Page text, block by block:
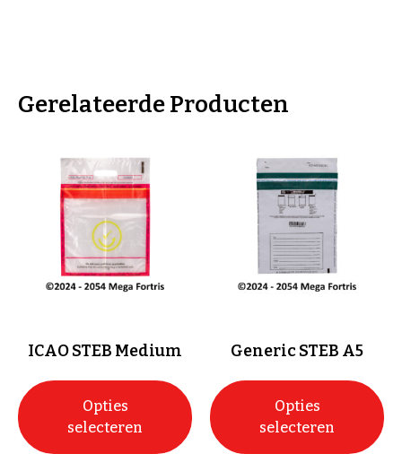
Gerelateerde Producten
ICAO STEB Medium
Opties
selecteren
Generic STEB A5
Opties
selecteren